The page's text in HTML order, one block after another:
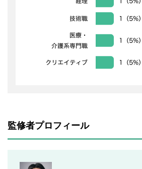
監修者プロフィール